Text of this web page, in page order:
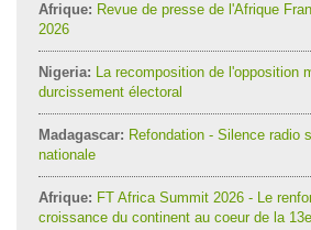
Afrique: Revue de presse de l'Afrique
2026
Nigeria: La recomposition de l'opposition
durcissement électoral
Madagascar: Refondation - Silence radio
nationale
Afrique: FT Africa Summit 2026 - Le
croissance du continent au coeur de la